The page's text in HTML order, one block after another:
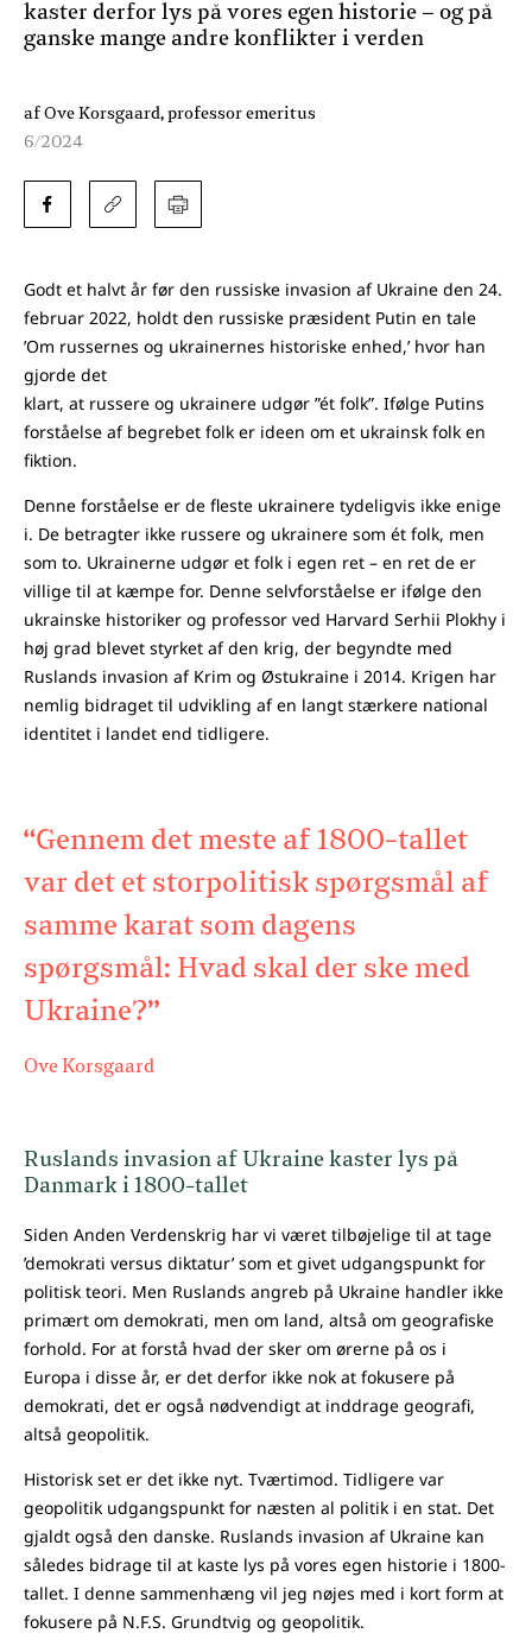
af Ove Korsgaard, professor emeritus
6/2024
kaster derfor lys på vores egen historie – og på
ganske mange andre konflikter i verden
Godt et halvt år før den russiske invasion af Ukraine den 24.
februar 2022, holdt den russiske præsident Putin en tale
’Om russernes og ukrainernes historiske enhed,’ hvor han
gjorde det
klart, at russere og ukrainere udgør ”ét folk”. Ifølge Putins
forståelse af begrebet folk er ideen om et ukrainsk folk en
fiktion.
Denne forståelse er de fleste ukrainere tydeligvis ikke enige
i. De betragter ikke russere og ukrainere som ét folk, men
som to. Ukrainerne udgør et folk i egen ret – en ret de er
villige til at kæmpe for. Denne selvforståelse er ifølge den
ukrainske historiker og professor ved Harvard Serhii Plokhy i
høj grad blevet styrket af den krig, der begyndte med
Ruslands invasion af Krim og Østukraine i 2014. Krigen har
nemlig bidraget til udvikling af en langt stærkere national
identitet i landet end tidligere.
“Gennem det meste af 1800-tallet
var det et storpolitisk spørgsmål af
samme karat som dagens
spørgsmål: Hvad skal der ske med
Ukraine?”
Ove Korsgaard
Ruslands invasion af Ukraine kaster lys på
Danmark i 1800-tallet
Siden Anden Verdenskrig har vi været tilbøjelige til at tage
’demokrati versus diktatur’ som et givet udgangspunkt for
politisk teori. Men Ruslands angreb på Ukraine handler ikke
primært om demokrati, men om land, altså om geografiske
forhold. For at forstå hvad der sker om ørerne på os i
Europa i disse år, er det derfor ikke nok at fokusere på
demokrati, det er også nødvendigt at inddrage geografi,
altså geopolitik.
Historisk set er det ikke nyt. Tværtimod. Tidligere var
geopolitik udgangspunkt for næsten al politik i en stat. Det
gjaldt også den danske. Ruslands invasion af Ukraine kan
således bidrage til at kaste lys på vores egen historie i 1800-
tallet. I denne sammenhæng vil jeg nøjes med i kort form at
fokusere på N.F.S. Grundtvig og geopolitik.